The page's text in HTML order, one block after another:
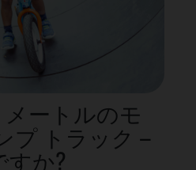
メートルのモ
プ トラック –
すか?